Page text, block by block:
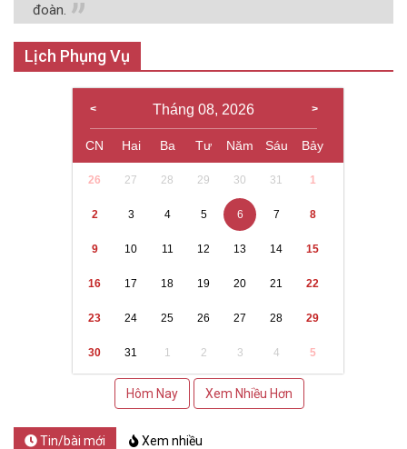
đoàn.
Lịch Phụng Vụ
Tháng 08, 2026
CN Hai Ba Tư Năm Sáu Bảy
26 27 28 29 30 31 1
2 3 4 5 6 7 8
9 10 11 12 13 14 15
16 17 18 19 20 21 22
23 24 25 26 27 28 29
30 31 1 2 3 4 5
Hôm Nay Xem Nhiều Hơn
Tin/bài mới Xem nhiều